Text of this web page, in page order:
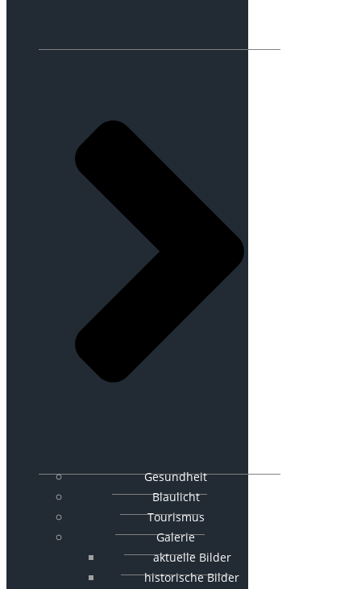
Gesundheit
Blaulicht
Tourismus
Galerie
aktuelle Bilder
historische Bilder